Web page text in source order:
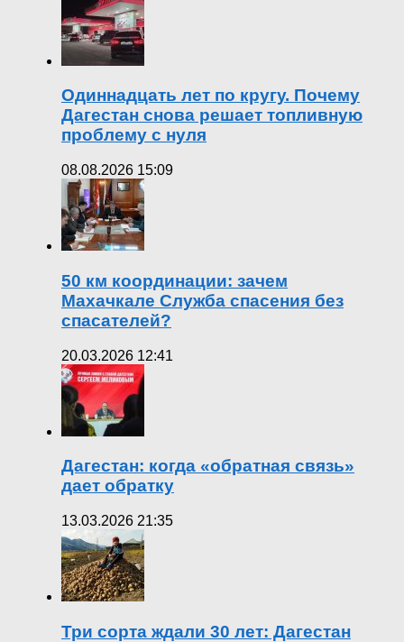
Одиннадцать лет по кругу. Почему
Дагестан снова решает топливную
проблему с нуля
08.08.2026 15:09
50 км координации: зачем
Махачкале Служба спасения без
спасателей?
20.03.2026 12:41
Дагестан: когда «обратная связь»
дает обратку
13.03.2026 21:35
Три сорта ждали 30 лет: Дагестан